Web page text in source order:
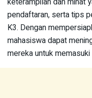
pendaftaran, serta tips
K3. Dengan
mahasiswa dapat
mereka untuk